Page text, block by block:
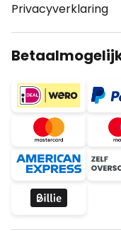
Privacyverklaring